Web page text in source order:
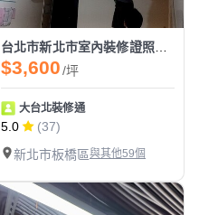
台北市新北市室內裝修證照新成屋簡易矽酸鈣板天花板裝修.造型天花板裝修.間接天花板裝修
$3,600/坪
大台北裝修通
5.0
(37)
新北市板橋區與其他59個